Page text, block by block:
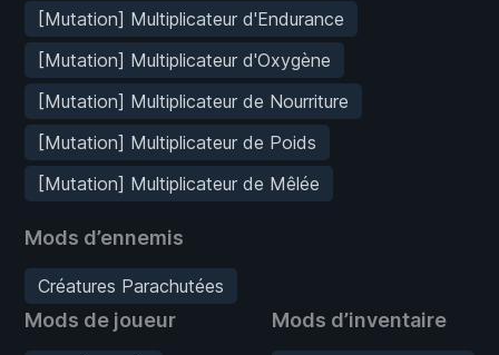
[Mutation] Multiplicateur d'Endurance
[Mutation] Multiplicateur d'Oxygène
[Mutation] Multiplicateur de Nourriture
[Mutation] Multiplicateur de Poids
[Mutation] Multiplicateur de Mêlée
Mods d’ennemis
Créatures Parachutées
Mods de joueur Mods d’inventaire